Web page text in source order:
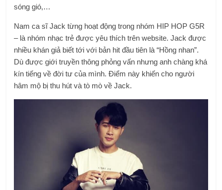
sóng gió,…
Nam ca sĩ Jack từng hoạt động trong nhóm HIP HOP G5R
– là nhóm nhạc trẻ được yêu thích trên website. Jack được
nhiều khán giả biết tới với bản hit đầu tiên là “Hồng nhan”.
Dù được giới truyền thông phỏng vấn nhưng anh chàng khá
kín tiếng về đời tư của mình. Điểm này khiến cho người
hâm mộ bị thu hút và tò mò về Jack.